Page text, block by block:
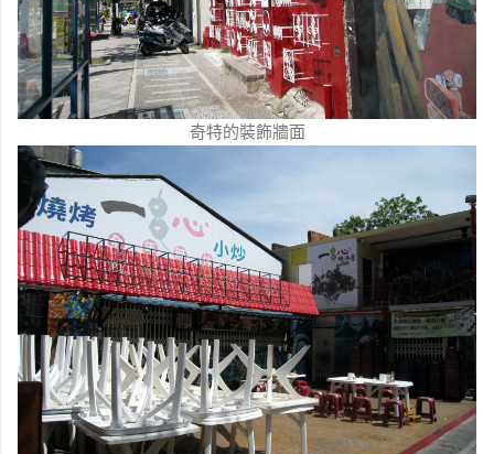
奇特的裝飾牆面